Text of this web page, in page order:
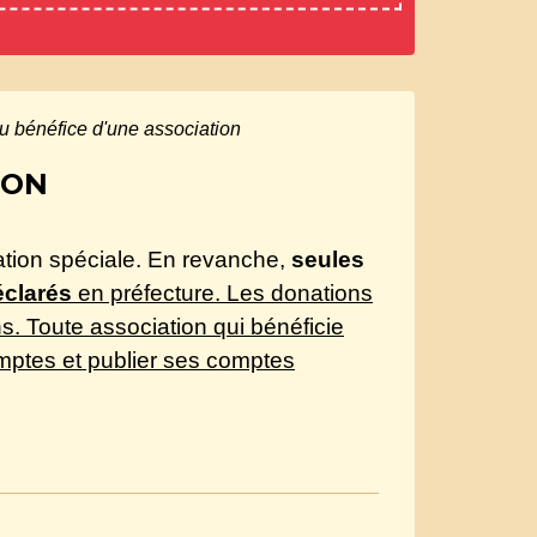
bénéfice d'une association
spéciale. En revanche, seules
en préfecture. Les donations
Toute association qui bénéficie
et publier ses comptes